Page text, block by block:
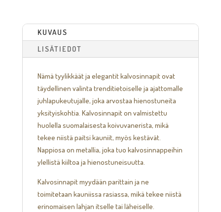
KUVAUS
LISÄTIEDOT
Nämä tyylikkäät ja elegantit kalvosinnapit ovat
täydellinen valinta trenditietoiselle ja ajattomalle
juhlapukeutujalle, joka arvostaa hienostuneita
yksityiskohtia. Kalvosinnapit on valmistettu
huolella suomalaisesta koivuvanerista, mikä
tekee niistä paitsi kauniit, myös kestävät.
Nappiosa on metallia, joka tuo kalvosinnappeihin
ylellistä kiiltoa ja hienostuneisuutta.
Kalvosinnapit myydään parittain ja ne
toimitetaan kauniissa rasiassa, mikä tekee niistä
erinomaisen lahjan itselle tai läheiselle.